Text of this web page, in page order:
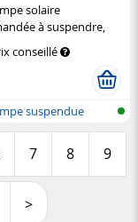
solaire
à suspendre,
conseillé
suspendue
7 8 9
>